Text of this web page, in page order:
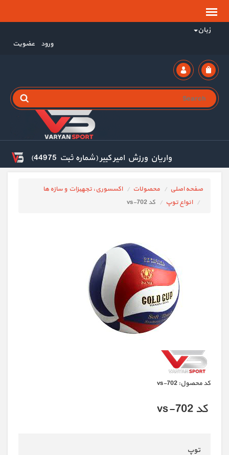
زبان
ورود عضویت
واریان ورزش امیر کبیر (شماره ثبت 44975)
صفحه اصلی محصولات
اکسسوری، تجهیزات و سازه ها
انواع توپ
کد vs-702
كد محصول: vs-702
کد vs-702
توپ